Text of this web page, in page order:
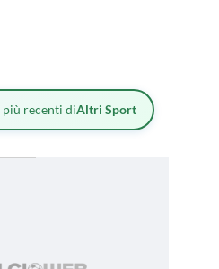
recenti diAltri Sport